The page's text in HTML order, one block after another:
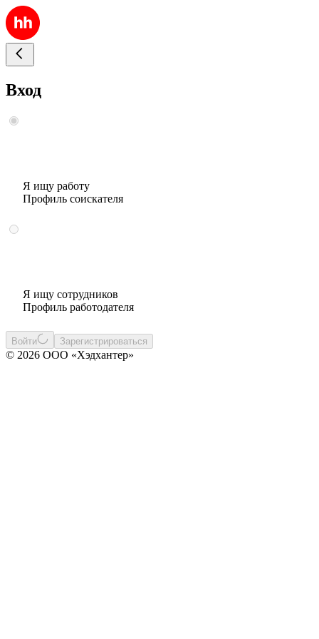
Вход
Я ищу работу
Профиль соискателя
Я ищу сотрудников
Профиль работодателя
Войти Зарегистрироваться
© 2026 ООО «Хэдхантер»